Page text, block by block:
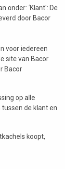
onder: ‘Klant': De
door Bacor
voor iedereen
site van Bacor
Bacor
op alle
de klant en
koopt,